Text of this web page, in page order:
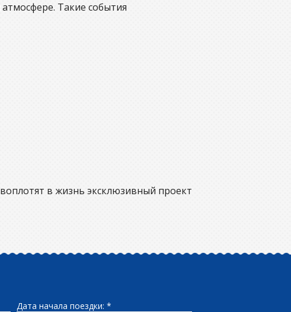
Такие события
в жизнь эксклюзивный проект
Дата начала поездки: *